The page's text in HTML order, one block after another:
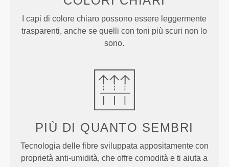
I capi di colore chiaro possono essere leggermente
trasparenti, anche se quelli con toni più scuri non lo
sono.
PIÙ DI QUANTO SEMBRI
Tecnologia delle fibre sviluppata appositamente con
proprietà anti-umidità, che offre comodità e ti aiuta a